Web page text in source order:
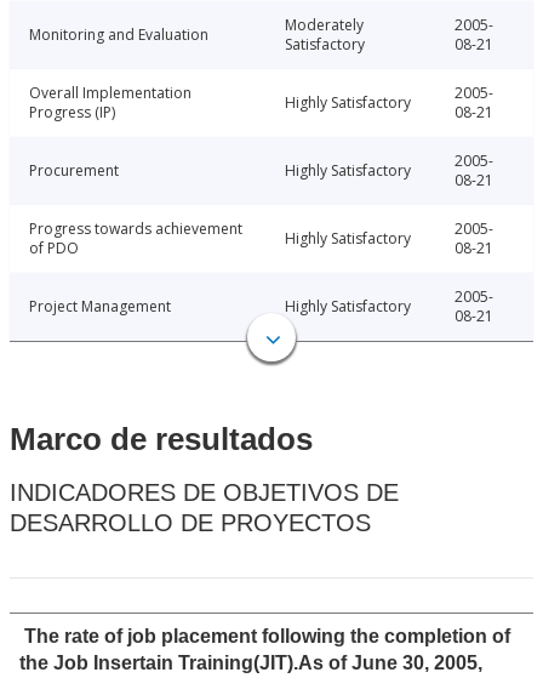
Monitoring and Evaluation
Moderately
Satisfactory
2005-
08-21
Overall Implementation
Progress (IP)
Highly Satisfactory
2005-
08-21
Procurement Highly Satisfactory
2005-
08-21
Progress towards achievement
of PDO
Highly Satisfactory
2005-
08-21
Project Management Highly Satisfactory
2005-
08-21
Marco de resultados
INDICADORES DE OBJETIVOS DE
DESARROLLO DE PROYECTOS
The rate of job placement following the completion of
the Job Insertain Training(JIT).As of June 30, 2005,